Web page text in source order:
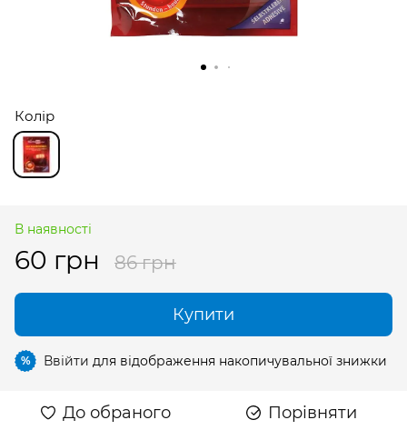
Колір
В наявності
60 грн 86 грн
Купити
% Ввійти для відображення накопичувальної знижки
До обраного Порівняти